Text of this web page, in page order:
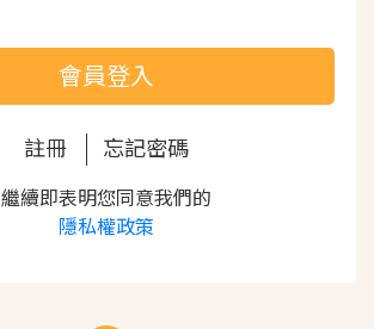
會員登入
註冊 忘記密碼
繼續即表明您同意我們的
隱私權政策